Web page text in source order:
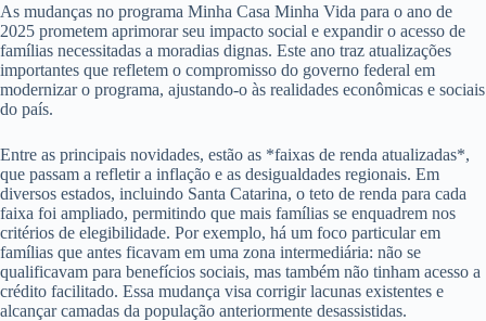
As mudanças no programa Minha Casa Minha Vida para o ano de
2025 prometem aprimorar seu impacto social e expandir o acesso de
famílias necessitadas a moradias dignas. Este ano traz atualizações
importantes que refletem o compromisso do governo federal em
modernizar o programa, ajustando-o às realidades econômicas e sociais
do país.
Entre as principais novidades, estão as *faixas de renda atualizadas*,
que passam a refletir a inflação e as desigualdades regionais. Em
diversos estados, incluindo Santa Catarina, o teto de renda para cada
faixa foi ampliado, permitindo que mais famílias se enquadrem nos
critérios de elegibilidade. Por exemplo, há um foco particular em
famílias que antes ficavam em uma zona intermediária: não se
qualificavam para benefícios sociais, mas também não tinham acesso a
crédito facilitado. Essa mudança visa corrigir lacunas existentes e
alcançar camadas da população anteriormente desassistidas.